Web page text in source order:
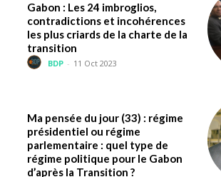
Gabon : Les 24 imbroglios,
contradictions et incohérences
les plus criards de la charte de la
transition
BDP - 11 Oct 2023
Ma pensée du jour (33) : régime
présidentiel ou régime
parlementaire : quel type de
régime politique pour le Gabon
d’après la Transition ?